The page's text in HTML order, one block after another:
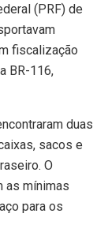
(PRF) de
fiscalização
BR-116,
duas
sacos e
O
as mínimas
para os